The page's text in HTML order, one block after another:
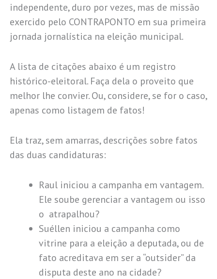
independente, duro por vezes, mas de missão
exercido pelo CONTRAPONTO em sua primeira
jornada jornalística na eleição municipal.
A lista de citações abaixo é um registro
histórico-eleitoral. Faça dela o proveito que
melhor lhe convier. Ou, considere, se for o caso,
apenas como listagem de fatos!
Ela traz, sem amarras, descrições sobre fatos
das duas candidaturas:
Raul iniciou a campanha em vantagem.
Ele soube gerenciar a vantagem ou isso
o atrapalhou?
Suéllen iniciou a campanha como
vitrine para a eleição a deputada, ou de
fato acreditava em ser a “outsider” da
disputa deste ano na cidade?